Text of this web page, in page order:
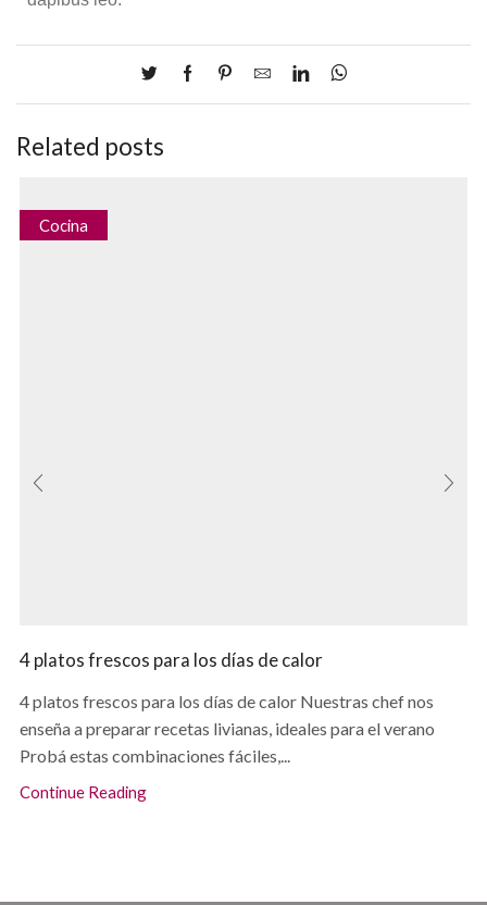
Related posts
Cocina
4 platos frescos para los días de calor
4 platos frescos para los días de calor Nuestras chef nos
enseña a preparar recetas livianas, ideales para el verano
Probá estas combinaciones fáciles,...
Continue Reading